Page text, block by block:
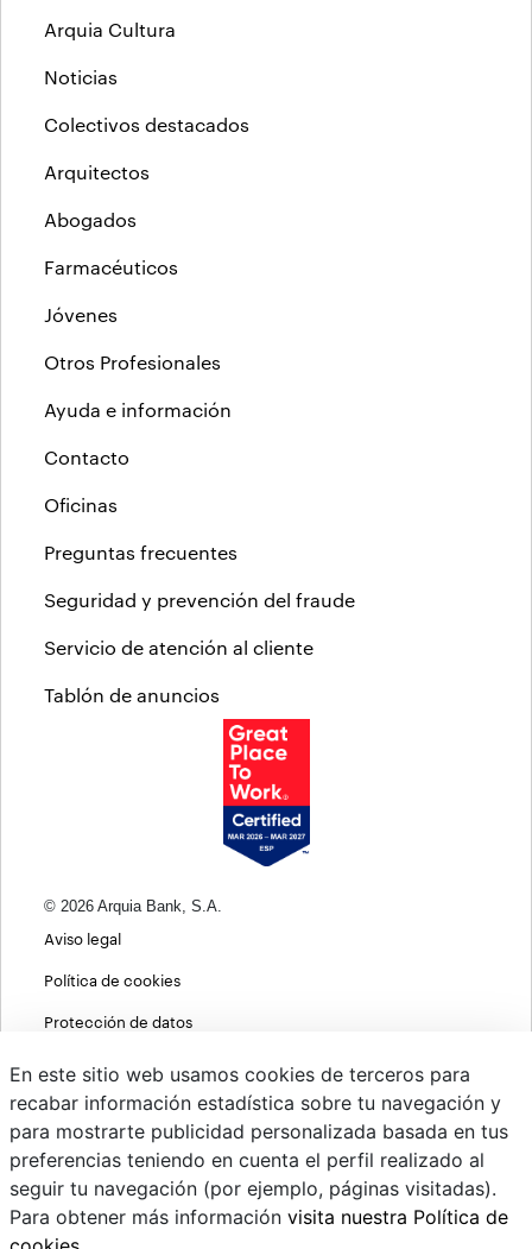
Arquia Cultura
Noticias
Colectivos destacados
Arquitectos
Abogados
Farmacéuticos
Jóvenes
Otros Profesionales
Ayuda e información
Contacto
Oficinas
Preguntas frecuentes
Seguridad y prevención del fraude
Servicio de atención al cliente
Tablón de anuncios
© 2026 Arquia Bank, S.A.
Aviso legal
Política de cookies
Protección de datos
Política de privacidad web
MIFID
PSD2
Cambio de divisas
En este sitio web usamos cookies de terceros para
recabar información estadística sobre tu navegación y
para mostrarte publicidad personalizada basada en tus
preferencias teniendo en cuenta el perfil realizado al
seguir tu navegación (por ejemplo, páginas visitadas).
Para obtener más información visita nuestra Política de